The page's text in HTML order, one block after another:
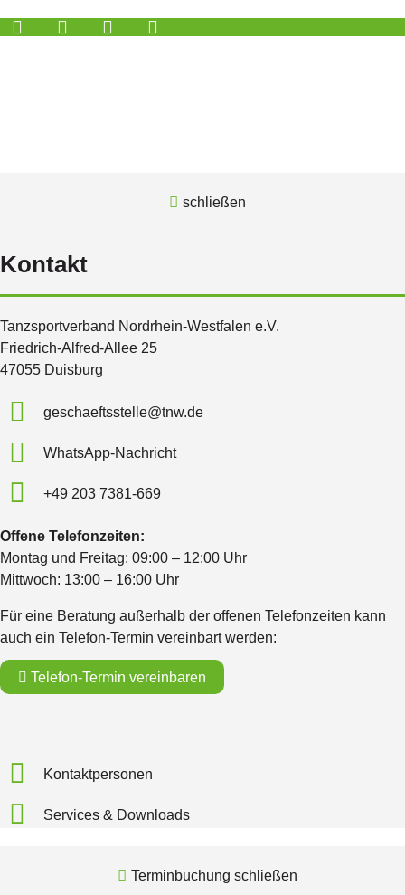
schließen
Kontakt
Tanzsportverband Nordrhein-Westfalen e.V.
Friedrich-Alfred-Allee 25
47055 Duisburg
geschaeftsstelle@tnw.de
WhatsApp-Nachricht
+49 203 7381-669
Offene Telefonzeiten:
Montag und Freitag: 09:00 – 12:00 Uhr
Mittwoch: 13:00 – 16:00 Uhr
Für eine Beratung außerhalb der offenen Telefonzeiten kann
auch ein Telefon-Termin vereinbart werden:
Telefon-Termin vereinbaren
Kontaktpersonen
Services & Downloads
Terminbuchung schließen